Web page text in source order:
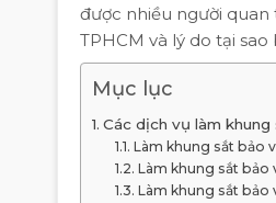
được nhiều người quan
TPHCM và lý do tại
Mục lục
Các dịch vụ làm
Làm khung sắt bảo
Làm khung sắt bảo
Làm khung sắt bảo